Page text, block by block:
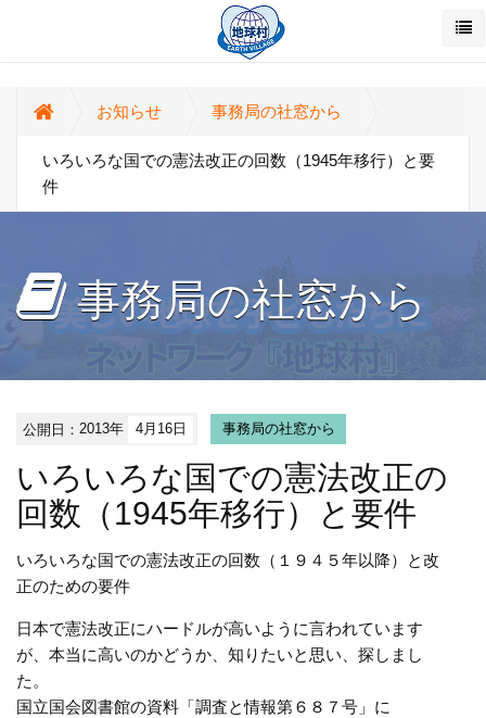
お知らせ 事務局の社窓から
いろいろな国での憲法改正の回数（1945年移行）と要
件
事務局の社窓から
公開日：2013年 4月16日 事務局の社窓から
いろいろな国での憲法改正の
回数（1945年移行）と要件
いろいろな国での憲法改正の回数（１９４５年以降）と改
正のための要件
日本で憲法改正にハードルが高いように言われています
が、本当に高いのかどうか、知りたいと思い、探しまし
た。
国立国会図書館の資料「調査と情報第６８７号」に